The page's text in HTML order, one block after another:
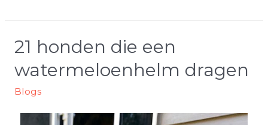
21 honden die een
watermeloenhelm dragen
Blogs